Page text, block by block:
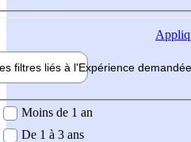
filtres liés à l'Expérience demandée
demandée
Moins de 1 an
De 1 à 3 ans